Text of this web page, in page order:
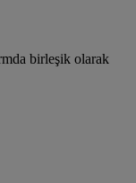
birleşik olarak